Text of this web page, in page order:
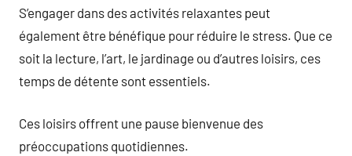
S’engager dans des activités relaxantes peut
également être bénéfique pour réduire le stress. Que ce
soit la lecture, l’art, le jardinage ou d’autres loisirs, ces
temps de détente sont essentiels.
Ces loisirs offrent une pause bienvenue des
préoccupations quotidiennes.